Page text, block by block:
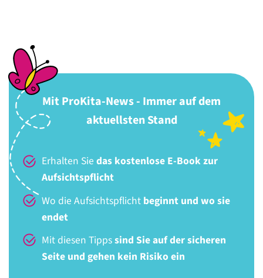
Mit ProKita-News - Immer auf dem
aktuellsten Stand
Erhalten Sie das kostenlose E-Book zur
Aufsichtspflicht
Wo die Aufsichtspflicht beginnt und wo sie
endet
Mit diesen Tippssind Sie auf der sicheren
Seite und gehen kein Risiko ein